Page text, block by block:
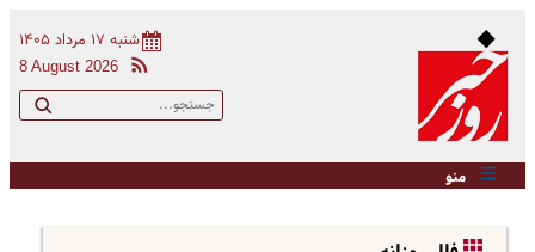
شنبه ۱۷ مرداد ۱۴۰۵
8 August 2026
منو